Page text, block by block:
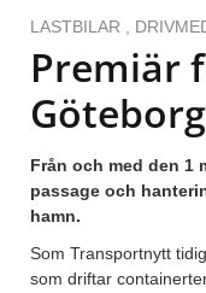
LASTBILAR
Premiär
Göteborg
Från och med den 1
passage och
hamn.
Som Transportnytt
som driftar